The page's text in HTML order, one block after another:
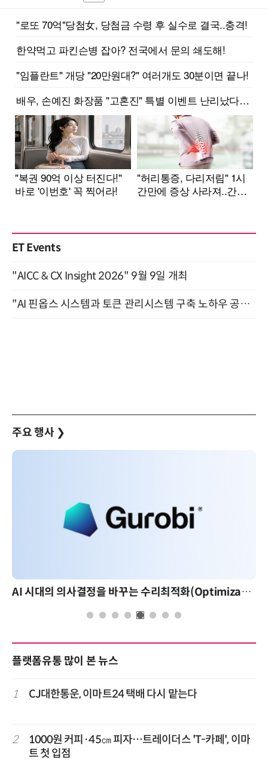
ET Events
"AICC & CX Insight 2026" 9월 9일 개최
"AI 핀옵스 시스템과 토큰 관리시스템 구축 노하우 공개" 잠실 한국광고문화회관 2층 대회의실 (8/21)
주요 행사 ❯
AI 시대의 의사결정을 바꾸는 수리최적화(Optimization): 실제 산업 적용 사례와 활용 전략
플랫폼유통 많이 본 뉴스
1 CJ대한통운, 이마트24 택배 다시 맡는다
2
1000원 커피·45㎝ 피자…트레이더스 'T-카페', 이마
트 첫 입점